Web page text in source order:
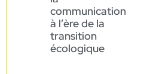
communication
à l’ère de la
transition
écologique